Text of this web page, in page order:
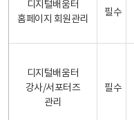
디지털배움터
홈페이지 회원관리
필수
디지털배움터
강사/서포터즈
관리
필수